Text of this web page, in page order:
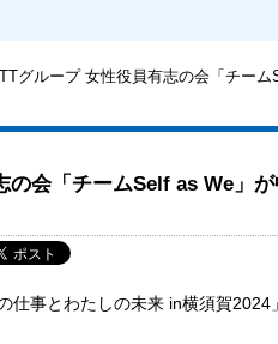
グループ 女性役員有志の会「チー
の会「チームSelf as We」
仕事とわたしの未来 in横須賀2024